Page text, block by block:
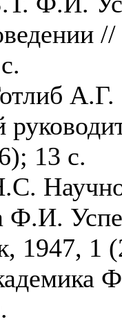
13 с.
Ф.И.
1947, 1